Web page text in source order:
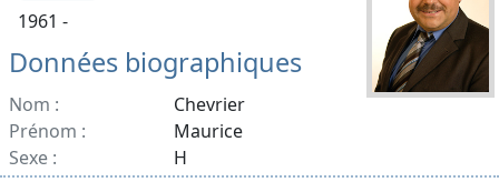
1961 -
Données biographiques
Nom :
Chevrier
Prénom :
Maurice
Sexe :
H